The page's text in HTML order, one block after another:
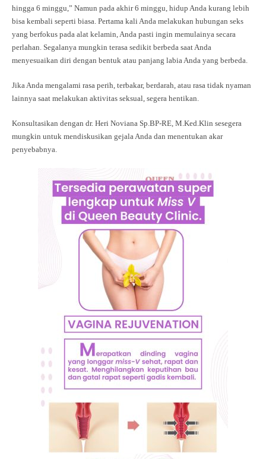
hingga 6 minggu,” Namun pada akhir 6 minggu, hidup Anda kurang lebih
bisa kembali seperti biasa. Pertama kali Anda melakukan hubungan seks
yang berfokus pada alat kelamin, Anda pasti ingin memulainya secara
perlahan. Segalanya mungkin terasa sedikit berbeda saat Anda
menyesuaikan diri dengan bentuk atau panjang labia Anda yang berbeda.
Jika Anda mengalami rasa perih, terbakar, berdarah, atau rasa tidak nyaman
lainnya saat melakukan aktivitas seksual, segera hentikan.
Konsultasikan dengan dr. Heri Noviana Sp.BP-RE, M.Ked.Klin sesegera
mungkin untuk mendiskusikan gejala Anda dan menentukan akar
penyebabnya.